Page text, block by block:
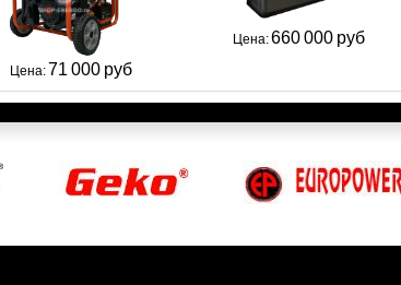
Цена:71 000 руб
Цена:660 000 руб